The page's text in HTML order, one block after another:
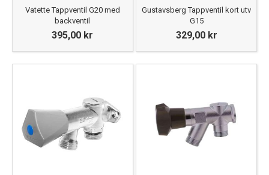
Vatette Tappventil G20 med
backventil
395,00 kr
Gustavsberg Tappventil kort utv
G15
329,00 kr